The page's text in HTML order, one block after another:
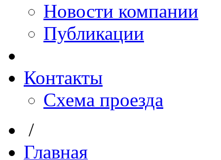
Новости компании
Публикации
Контакты
Схема проезда
/
Главная